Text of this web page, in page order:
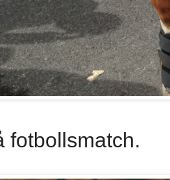
fotbollsmatch.